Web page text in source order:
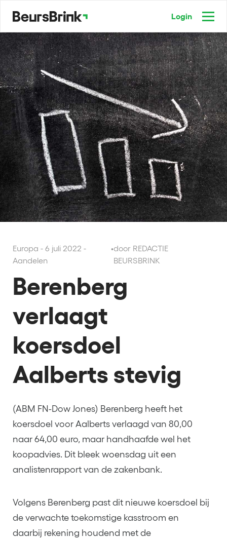
Login
Europa - 6 juli 2022 -
Aandelen
•door REDACTIE
BEURSBRINK
Berenberg
verlaagt
koersdoel
Aalberts stevig
(ABM FN-Dow Jones) Berenberg heeft het
koersdoel voor Aalberts verlaagd van 80,00
naar 64,00 euro, maar handhaafde wel het
koopadvies. Dit bleek woensdag uit een
analistenrapport van de zakenbank.
Volgens Berenberg past dit nieuwe koersdoel bij
de verwachte toekomstige kasstroom en
daarbij rekening houdend met de